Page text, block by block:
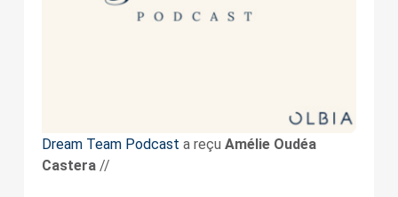
Dream Team Podcast a reçu Amélie Oudéa
Castera//